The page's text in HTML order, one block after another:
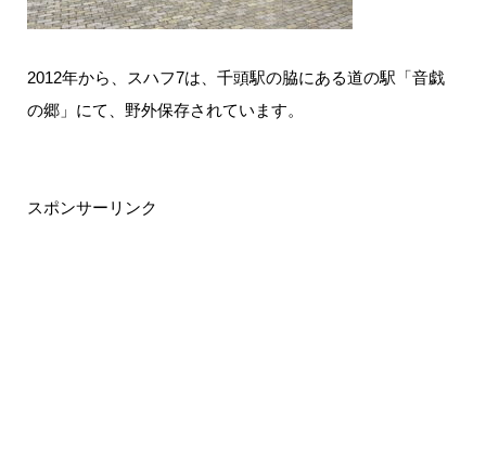
2012年から、スハフ7は、千頭駅の脇にある道の駅「音戯
の郷」にて、野外保存されています。
スポンサーリンク